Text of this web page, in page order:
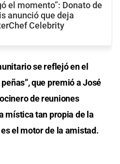
el momento”: Donato de
anunció que deja
Celebrity
se reflejó en el
que premió a José
de reuniones
mística tan propia de la
el motor de la amistad.